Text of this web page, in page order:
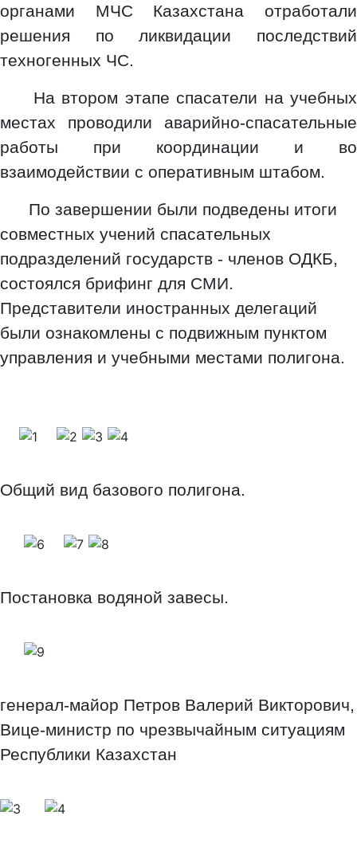
органами МЧС Казахстана отработали
решения по ликвидации последствий
техногенных ЧС.
На втором этапе спасатели на учебных
местах проводили аварийно-спасательные
работы при координации и во
взаимодействии с оперативным штабом.
По завершении были подведены итоги
совместных учений спасательных
подразделений государств - членов ОДКБ,
состоялся брифинг для СМИ.
Представители иностранных делегаций
были ознакомлены с подвижным пунктом
управления и учебными местами полигона.
Общий вид базового полигона.
Постановка водяной завесы.
генерал-майор Петров Валерий Викторович,
Вице-министр по чрезвычайным ситуациям
Республики Казахстан